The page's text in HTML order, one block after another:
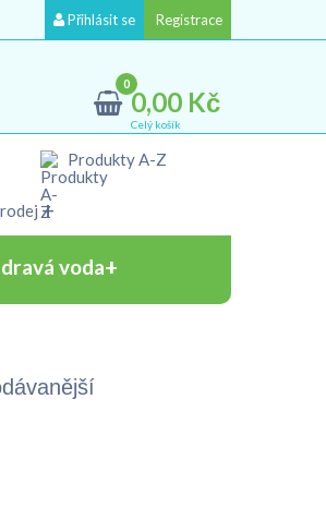
Přihlásit se Registrace
Celý košík
0
0,00 Kč
Produkty A-Z
voda